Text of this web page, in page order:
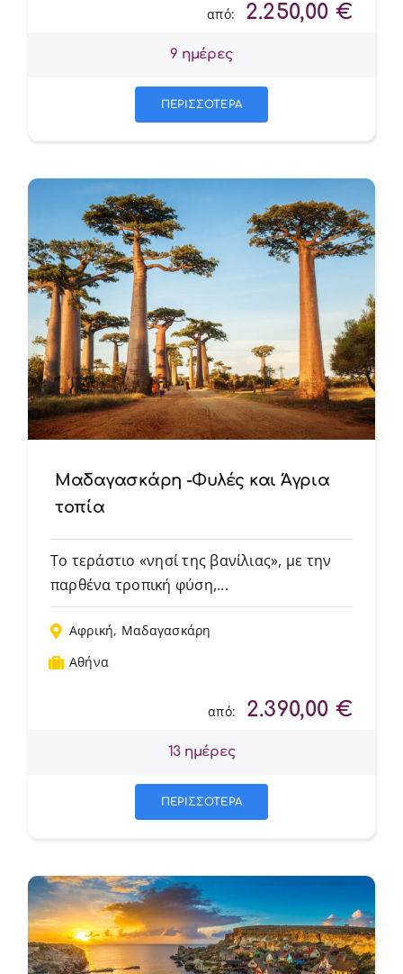
από: 2.250,00 €
9 ημέρες
ΠΕΡΙΣΣΟΤΕΡΑ
Μαδαγασκάρη -Φυλές και Άγρια
τοπία
Το τεράστιο «νησί της βανίλιας», με την
παρθένα τροπική φύση,...
Αφρική, Μαδαγασκάρη
Αθήνα
από: 2.390,00 €
13 ημέρες
ΠΕΡΙΣΣΟΤΕΡΑ